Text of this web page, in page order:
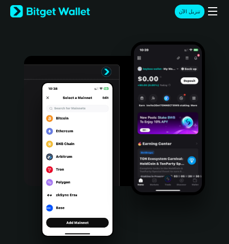
English
日本語
Türkçe
Português (Portugal)
Bahasa Indonesia
Português (Brasil)
Español (Argentina)
تنزيل الآن